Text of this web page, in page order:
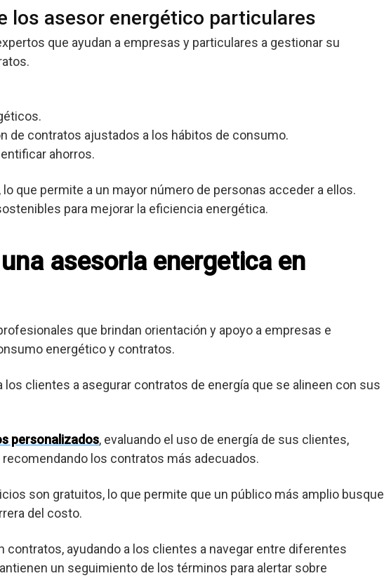
los asesor energético particulares
que ayudan a empresas y particulares a gestionar su
de contratos ajustados a los hábitos de consumo.
ahorros.
que permite a un mayor número de personas acceder a ellos.
para mejorar la eficiencia energética.
asesoria energetica en
que brindan orientación y apoyo a empresas e
energético y contratos.
los clientes a asegurar contratos de energía que se alineen con sus
personalizados, evaluando el uso de energía de sus clientes,
los contratos más adecuados.
son gratuitos, lo que permite que un público más amplio busque
del costo.
contratos, ayudando a los clientes a navegar entre diferentes
un seguimiento de los términos para alertar sobre